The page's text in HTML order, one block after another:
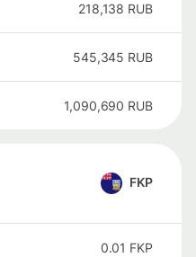
218,138 RUB
545,345 RUB
1,090,690 RUB
FKP
0.01 FKP